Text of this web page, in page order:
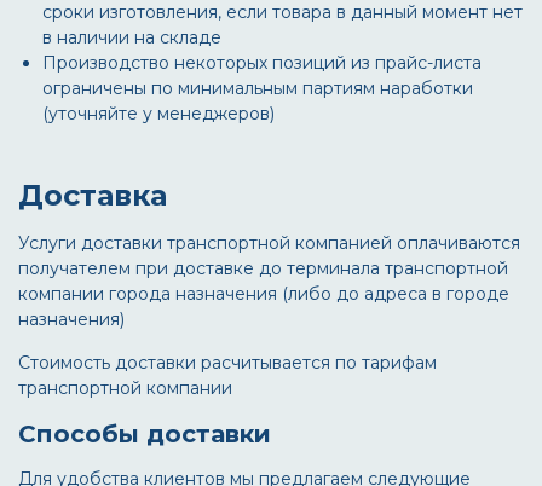
сроки изготовления, если товара в данный момент нет
в наличии на складе
Производство некоторых позиций из прайс-листа
ограничены по минимальным партиям наработки
(уточняйте у менеджеров)
Доставка
Услуги доставки транспортной компанией оплачиваются
получателем при доставке до терминала транспортной
компании города назначения (либо до адреса в городе
назначения)
Стоимость доставки расчитывается по тарифам
транспортной компании
Способы доставки
Для удобства клиентов мы предлагаем следующие